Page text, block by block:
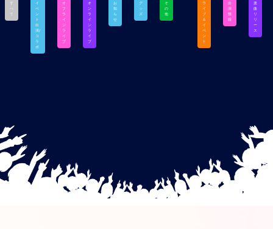
す
べ
て
イ
ベ
ン
ト
出
演/
コ
ラ
ボ
オ
フ
ラ
イ
ン
ラ
イ
ブ
オ
ン
ラ
イ
ン
ラ
イ
ブ
お
知
ら
せ
グ
ッ
ズ
そ
の
他
ラ
イ
ブ
＆
イ
ベ
ン
ト
出
演
情
報
楽
曲
リ
リ
ー
ス